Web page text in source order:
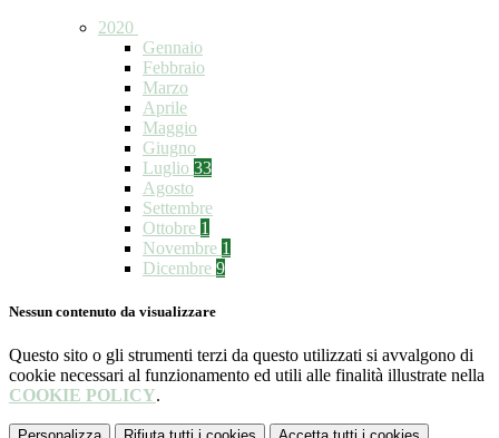
2020
Gennaio
Febbraio
Marzo
Aprile
Maggio
Giugno
Luglio 33
Agosto
Settembre
Ottobre 1
Novembre 1
Dicembre 9
Nessun contenuto da visualizzare
Questo sito o gli strumenti terzi da questo utilizzati si avvalgono di
cookie necessari al funzionamento ed utili alle finalità illustrate nella
COOKIE POLICY.